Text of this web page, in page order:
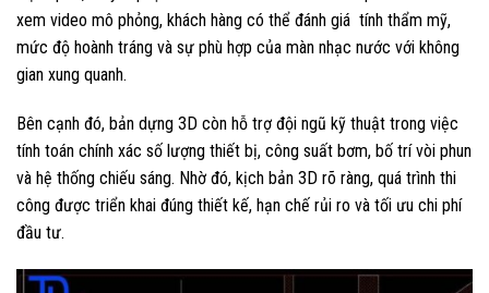
xem video mô phỏng, khách hàng có thể đánh giá tính thẩm mỹ,
mức độ hoành tráng và sự phù hợp của màn nhạc nước với không
gian xung quanh.
Bên cạnh đó, bản dựng 3D còn hỗ trợ đội ngũ kỹ thuật trong việc
tính toán chính xác số lượng thiết bị, công suất bơm, bố trí vòi phun
và hệ thống chiếu sáng. Nhờ đó, kịch bản 3D rõ ràng, quá trình thi
công được triển khai đúng thiết kế, hạn chế rủi ro và tối ưu chi phí
đầu tư.